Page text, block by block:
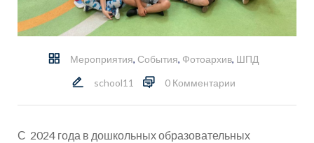
Мероприятия, События, Фотоархив, ШПД
school11
0 Комментарии
С 2024 года в дошкольных образовательных